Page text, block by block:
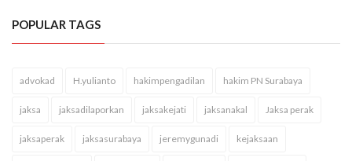
POPULAR TAGS
advokad H.yulianto hakimpengadilan hakim PN Surabaya
jaksa jaksadilaporkan jaksakejati jaksanakal Jaksa perak
jaksaperak jaksasurabaya jeremygunadi kejaksaan